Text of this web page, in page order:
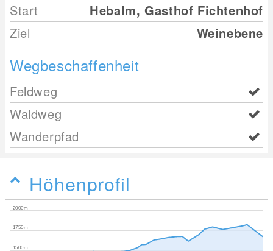
Start
Hebalm, Gasthof Fichtenhof
Ziel
Weinebene
Wegbeschaffenheit
Feldweg
Waldweg
Wanderpfad
Höhenprofil
1500m
1750m
2000m